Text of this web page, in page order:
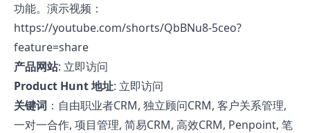
功能。演示视频：
https://youtube.com/shorts/QbBNu8-5ceo?
feature=share
产品网站: 立即访问
Product Hunt 地址: 立即访问
关键词 ：自由职业者CRM, 独立顾问CRM, 客户关系管理,
一对一合作, 项目管理, 简易CRM, 高效CRM, Penpoint, 笔